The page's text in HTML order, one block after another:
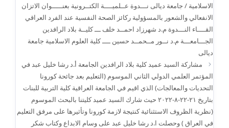
الاسلامية / جامعة ديالى نـــدوة عــلميــــة الكتــرونية بعنـــــوان الاتزان
الانفعالي والشعور بالمسؤولية ركائز الصحة النفسية عند الفرد العراقي
القــــاء النـــدوة م.د شهرزاد احمــد خلف ـــ كليــة بلاد الرافدين
الجـــامعـــة م.د نــور مــحمــد حسين ــــ كلية العلوم الاسلامية جامعة
ديالى
مشاركة السيد عميد كلية بلاد الرافدين الجامعة أ.د رشا خليل عبد في
المؤتمر العلمي الدولي الثاني الموسوم (التعليم بعد جائحة كورونا
التحديات والمعالجات) الذي اقيم في الجامعة العراقية كلية التربية للبنات
بتاريخ ٢١-٢٢-٨-٢٠٢٢ حيث شارك السيد عميد كليتنا بالبحث الموسوم
(نظرية الظروف الاستثنائية كنتيجة لازمة كورونا وتأثيرها على مرفق التعليم
في العراق ) وحصلت ا.د رشا خليل عبد على وسام الابداع وكتاب شكر